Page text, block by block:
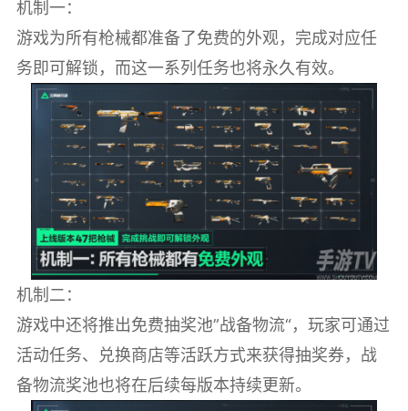
机制一：
游戏为所有枪械都准备了免费的外观，完成对应任
务即可解锁，而这一系列任务也将永久有效。
机制二：
游戏中还将推出免费抽奖池”战备物流“，玩家可通过
活动任务、兑换商店等活跃方式来获得抽奖券，战
备物流奖池也将在后续每版本持续更新。